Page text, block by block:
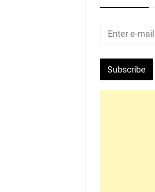
Subscribe